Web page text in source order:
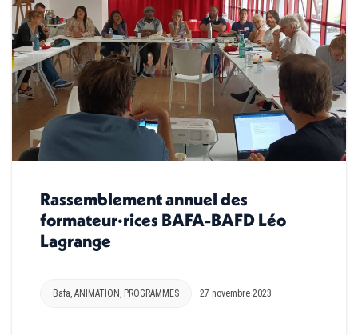
Rassemblement annuel des
formateur·rices BAFA-BAFD Léo
Lagrange
Bafa, ANIMATION, PROGRAMMES 27 novembre 2023